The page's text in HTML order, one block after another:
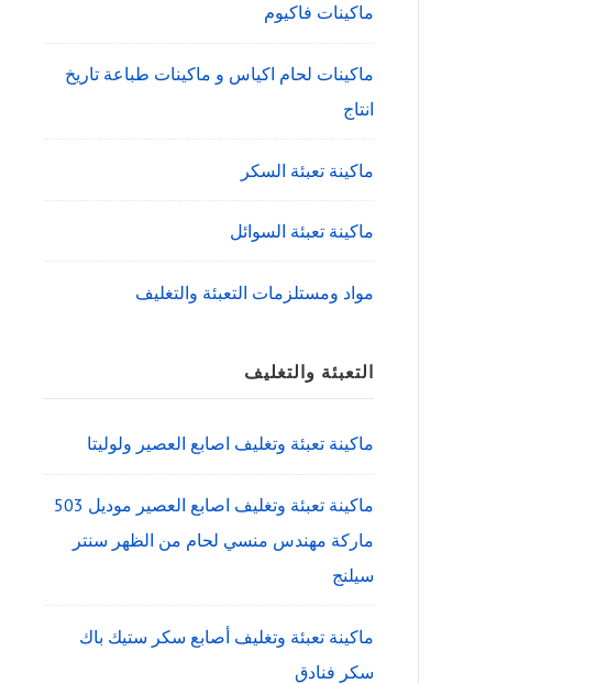
ماكينات فاكيوم
ماكينات لحام اكياس و ماكينات طباعة تاريخ
انتاج
ماكينة تعبئة السكر
ماكينة تعبئة السوائل
مواد ومستلزمات التعبئة والتغليف
التعبئة والتغليف
ماكينة تعبئة وتغليف اصابع العصير ولوليتا
ماكينة تعبئة وتغليف اصابع العصير موديل 503
ماركة مهندس منسي لحام من الظهر سنتر
سيلنج
ماكينة تعبئة وتغليف أصابع سكر ستيك باك
سكر فنادق